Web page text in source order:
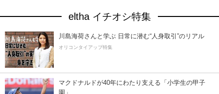
eltha イチオシ特集
川島海荷さんと学ぶ 日常に潜む“人身取引”のリアル
オリコンタイアップ特集
マクドナルドが40年にわたり支える「小学生の甲子
園」